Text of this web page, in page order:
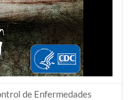
de Enfermedades